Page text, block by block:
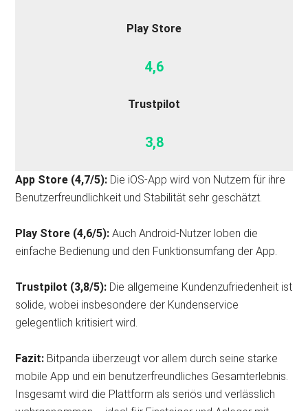
Play Store
4,6
Trustpilot
3,8
App Store (4,7/5): Die iOS-App wird von Nutzern für ihre
Benutzerfreundlichkeit und Stabilität sehr geschätzt.
Play Store (4,6/5): Auch Android-Nutzer loben die
einfache Bedienung und den Funktionsumfang der App.
Trustpilot (3,8/5): Die allgemeine Kundenzufriedenheit ist
solide, wobei insbesondere der Kundenservice
gelegentlich kritisiert wird.
Fazit: Bitpanda überzeugt vor allem durch seine starke
mobile App und ein benutzerfreundliches Gesamterlebnis.
Insgesamt wird die Plattform als seriös und verlässlich